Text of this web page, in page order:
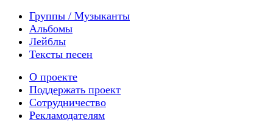
Группы / Музыканты
Альбомы
Лейблы
Тексты песен
О проекте
Поддержать проект
Сотрудничество
Рекламодателям